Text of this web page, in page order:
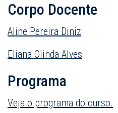
Corpo Docente
Aline Pereira Diniz
Eliana Olinda Alves
Programa
Veja o programa do curso.